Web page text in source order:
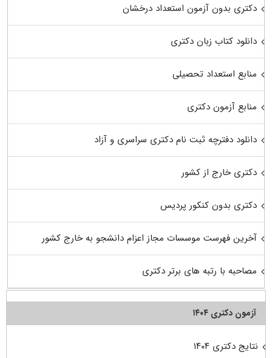
دکتری بدون آزمون استعداد درخشان
دانلود کتاب زبان دکتری
منابع استعداد تحصیلی
منابع آزمون دکتری
دانلود دفترچه ثبت نام دکتری سراسری و آزاد
دکتری خارج از کشور
دکتری بدون کنکور پردیس
آخرین فهرست موسسات مجاز اعزام دانشجو به خارج کشور
مصاحبه با رتبه های برتر دکتری
آزمون دکتری ۱۴۰۴
نتایج دکتری ۱۴۰۴